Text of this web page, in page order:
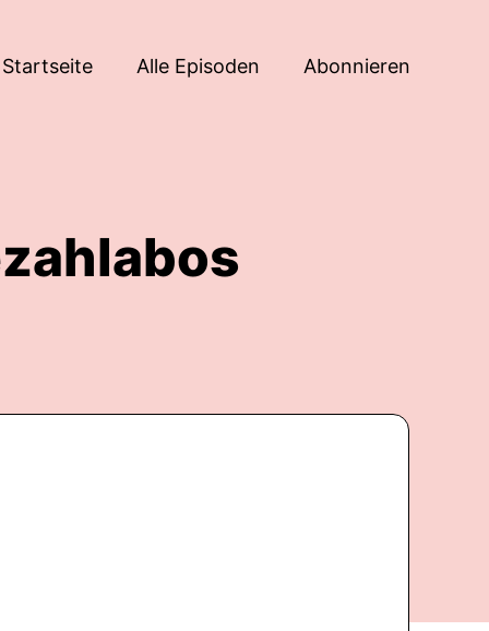
Startseite Alle Episoden Abonnieren